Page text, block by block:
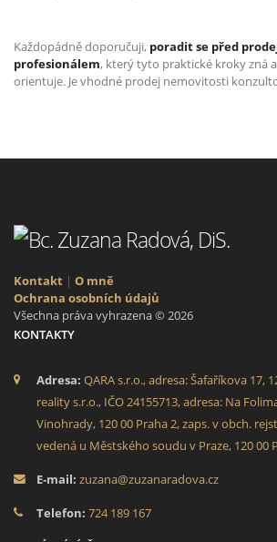
Každopádně doporučuji, poradit se před
profesionálem, který tyto praktické kroky zná
orientuje. Je vhodné prodej nemovitosti
Kontakt | O mně
Ochrana osobních údajů
Všechna práva vyhrazena © 2026
KONTAKTY
Adresa: QARA s.r.o., adresa: Šafaříkova 17,
reality s.r.o., IČO 24155713, adresa: Na
Vinohrady, 120 00 Praha 2, zaps. v obch.
vedená u Městského soudu v Praze, 120 00
E-mail: zuzana@zuzanaradova.cz
Telefon: 724 189 167